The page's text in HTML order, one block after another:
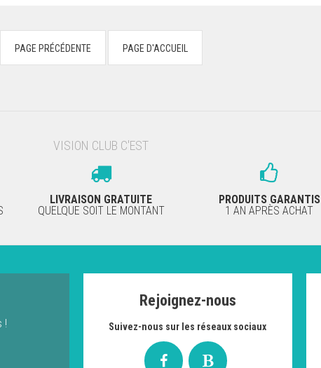
VISION CLUB C'EST
LIVRAISON GRATUITE
QUELQUE SOIT LE MONTANT
PRODUITS GARANTIS
1 AN APRÈS ACHAT
!
Rejoignez-nous
Suivez-nous sur les réseaux sociaux